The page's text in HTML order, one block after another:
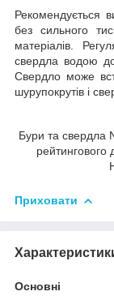
Рекомендується
без сильного
матеріалів.
свердла водою
Свердло може
шурупокрутів і
Бури та свердла
рейтингового
Приховати
Основні